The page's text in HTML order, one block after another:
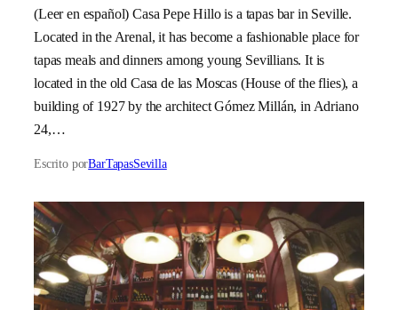
(Leer en español) Casa Pepe Hillo is a tapas bar in Seville.
Located in the Arenal, it has become a fashionable place for
tapas meals and dinners among young Sevillians. It is
located in the old Casa de las Moscas (House of the flies), a
building of 1927 by the architect Gómez Millán, in Adriano
24,…
Escrito porBarTapasSevilla